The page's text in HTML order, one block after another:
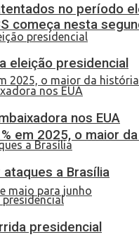
começa nesta
em 2025, o maior
no período
eleição presidencial
nos EUA
a Brasília
presidencial